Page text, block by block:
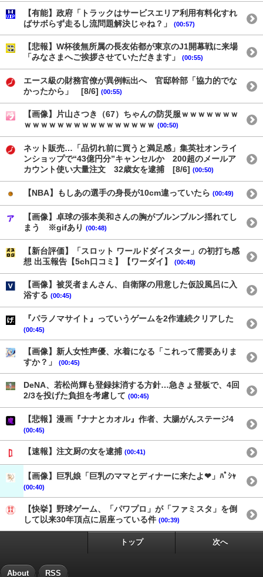
【有能】政府「トラックはサービスエリア利用有料化すれ
ばサボらず走るし流問題解決じゃね？」
(00:57)
【悲報】W杯後無所属の長友佑都が東京のJ1開幕戦に来場
「みなさまへご挨拶させていただきます」
(00:55)
エース級の財務官僚が異例転出へ 官邸幹部「協力的でな
かったから」 [8/6] (00:55)
【画像】片山さつき（67）ちゃんの防災服ｗｗｗｗｗｗｗ
ｗｗｗｗｗｗｗｗｗｗｗｗｗｗｗｗ (00:50)
ネット販売…「品切れ前に買うと満足感」集英社オンライ
ンショップで“43億円分”キャンセルか 200超のメールア
カウント使い大量注文 32歳女を逮捕 [8/6] (00:50)
【NBA】もしあの選手の身長が10cm違っていたら (00:49)
【画像】卓球の張本美和さんの胸がブルンブルン揺れてし
まう ※gifあり (00:48)
【新台評価】「スロット ワールドダイスター」の初打ち感
想 出玉報告【5ch口コミ】【ワーダイ】
(00:48)
【画像】被災者まんさん、自衛隊の用意した仮設風呂に入
浴する (00:45)
『パラノマサイト』っていうゲームを2作連続クリアした
(00:45)
【画像】新人女性声優、水着になる「これって需要ありま
すか？」
(00:45)
DeNA、若松尚輝も登録抹消する方針…急きょ登板で、4回
2/3を投げた負担を考慮して (00:45)
【悲報】漫画『ナナとカオル』作者、大腸がんステージ4
(00:45)
【速報】注文厨の女を逮捕 (00:41)
【画像】巨乳娘「巨乳のママとディナーに来たよ❤」ﾊﾟｼｬ
(00:40)
【快挙】野球ゲーム、「パワプロ」が「ファミスタ」を倒
して以来30年頂点に居座っている件 (00:39)
トップ 次へ
About RSS